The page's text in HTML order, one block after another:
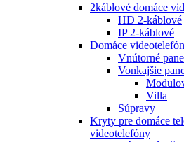
2káblové domáce
HD 2-káblové
IP 2-káblové
Domáce
Vnútorné
Vonkajšie
Villa
Súpravy
Kryty pre domáce
videotelefóny